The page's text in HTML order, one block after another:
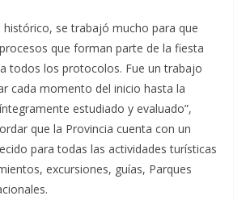
histórico, se trabajó mucho para que
que forman parte de la fiesta
todos los protocolos. Fue un trabajo
cada momento del inicio hasta la
estudiado y evaluado”,
que la Provincia cuenta con un
para todas las actividades turísticas
excursiones, guías, Parques